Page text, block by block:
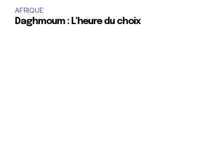
AFRIQUE
Daghmoum : L’heure du choix